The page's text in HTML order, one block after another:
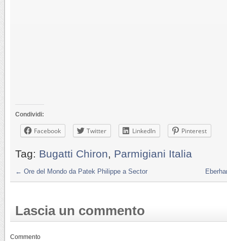
Condividi:
Facebook Twitter LinkedIn Pinterest
Tag: Bugatti Chiron, Parmigiani Italia
← Ore del Mondo da Patek Philippe a Sector
Lascia un commento
Commento